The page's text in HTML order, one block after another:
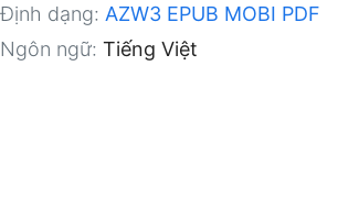
Định dạng: AZW3 EPUB MOBI PDF
Ngôn ngữ: Tiếng Việt